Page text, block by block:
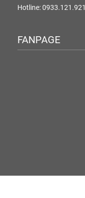
Hotline: 0933.121.921
FANPAGE